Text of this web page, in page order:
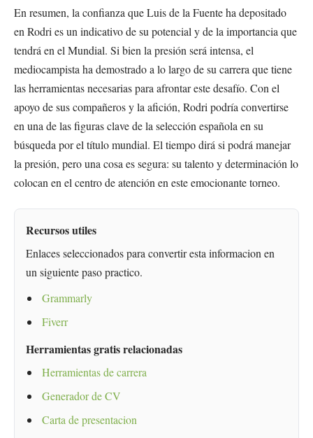
En resumen, la confianza que Luis de la Fuente ha depositado
en Rodri es un indicativo de su potencial y de la importancia que
tendrá en el Mundial. Si bien la presión será intensa, el
mediocampista ha demostrado a lo largo de su carrera que tiene
las herramientas necesarias para afrontar este desafío. Con el
apoyo de sus compañeros y la afición, Rodri podría convertirse
en una de las figuras clave de la selección española en su
búsqueda por el título mundial. El tiempo dirá si podrá manejar
la presión, pero una cosa es segura: su talento y determinación lo
colocan en el centro de atención en este emocionante torneo.
Recursos utiles
Enlaces seleccionados para convertir esta informacion en
un siguiente paso practico.
Grammarly
Fiverr
Herramientas gratis relacionadas
Herramientas de carrera
Generador de CV
Carta de presentacion